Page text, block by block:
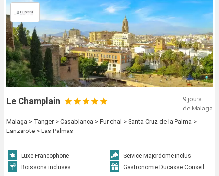
Le Champlain
9 jours
de Malaga
Malaga > Tanger > Casablanca > Funchal > Santa Cruz de la Palma >
Lanzarote > Las Palmas
Luxe Francophone
Service Majordome inclus
Boissons incluses
Gastronomie Ducasse Conseil